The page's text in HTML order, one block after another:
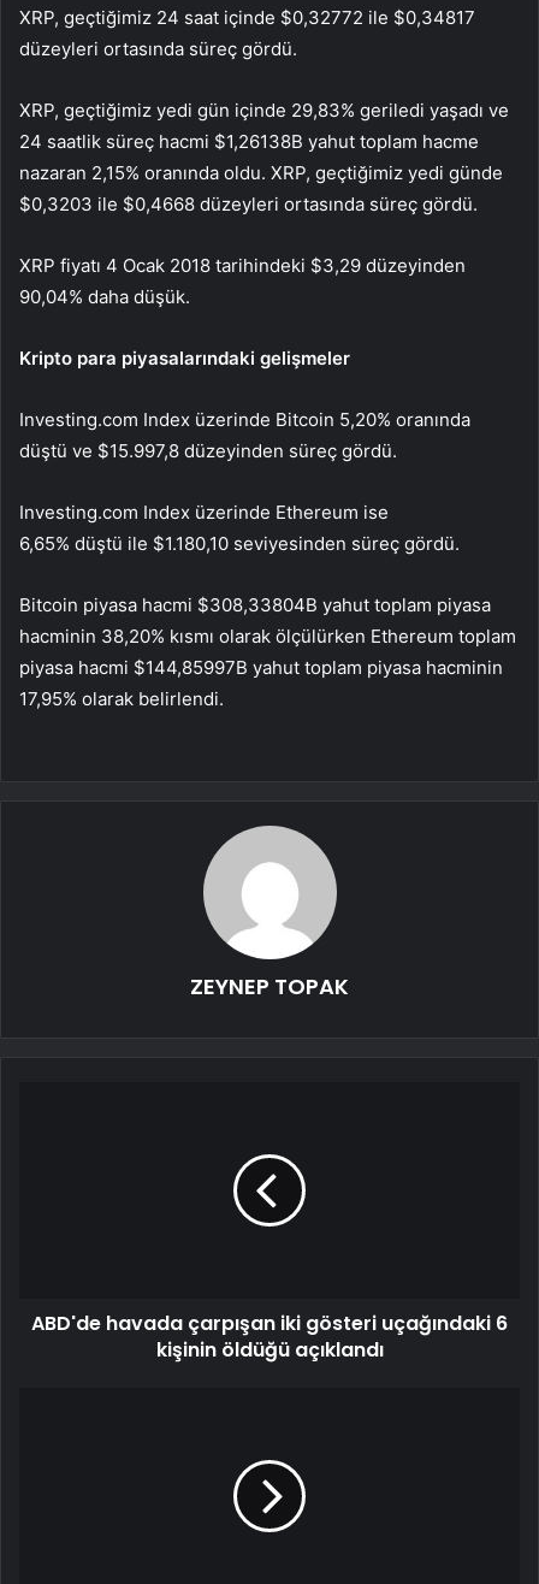
XRP, geçtiğimiz 24 saat içinde $0,32772 ile $0,34817
düzeyleri ortasında süreç gördü.
XRP, geçtiğimiz yedi gün içinde 29,83% geriledi yaşadı ve
24 saatlik süreç hacmi $1,26138B yahut toplam hacme
nazaran 2,15% oranında oldu. XRP, geçtiğimiz yedi günde
$0,3203 ile $0,4668 düzeyleri ortasında süreç gördü.
XRP fiyatı 4 Ocak 2018 tarihindeki $3,29 düzeyinden
90,04% daha düşük.
Kripto para piyasalarındaki gelişmeler
Investing.com Index üzerinde Bitcoin 5,20% oranında
düştü ve $15.997,8 düzeyinden süreç gördü.
Investing.com Index üzerinde Ethereum ise
6,65% düştü ile $1.180,10 seviyesinden süreç gördü.
Bitcoin piyasa hacmi $308,33804B yahut toplam piyasa
hacminin 38,20% kısmı olarak ölçülürken Ethereum toplam
piyasa hacmi $144,85997B yahut toplam piyasa hacminin
17,95% olarak belirlendi.
ZEYNEP TOPAK
ABD'de havada çarpışan iki gösteri uçağındaki 6
kişinin öldüğü açıklandı